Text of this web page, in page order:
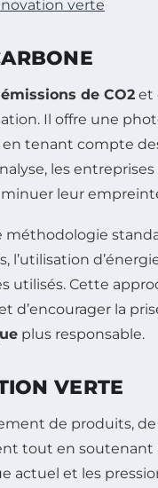
verte
émissions de CO2 et
Il offre une
tenant compte
les
leur
méthodologie
utilisés. Cette
d’encourager la
plus responsable.
VERTE
de produits, de
tout en soutenant
actuel et les